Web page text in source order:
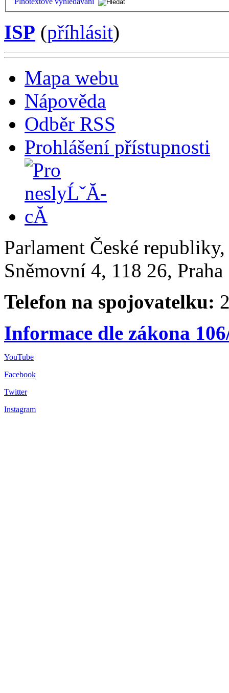
ISP (příhlásit)
Mapa webu
Nápověda
Odběr RSS
Prohlášení přístupnosti
Parlament České
Sněmovní 4, 118 26,
Telefon na spojovatelku:
Informace dle zákona
YouTube
Facebook
Twitter
Instagram